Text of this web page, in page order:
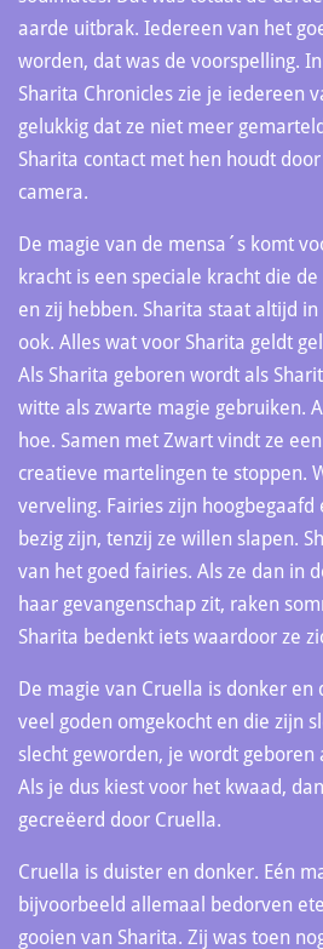
aarde uitbrak. Iedereen van het
worden, dat was de voorspelling.
Sharita Chronicles zie je iedereen
gelukkig dat ze niet meer
Sharita contact met hen houdt
camera.
De magie van de mensa´s komt
kracht is een speciale kracht die
en zij hebben. Sharita staat altijd
ook. Alles wat voor Sharita geldt
Als Sharita geboren wordt als
witte als zwarte magie gebruiken.
hoe. Samen met Zwart vindt ze
creatieve martelingen te stoppen.
verveling. Fairies zijn hoogbegaafd
bezig zijn, tenzij ze willen slapen.
van het goed fairies. Als ze dan in
haar gevangenschap zit, raken
Sharita bedenkt iets waardoor ze
De magie van Cruella is donker en
veel goden omgekocht en die zijn
slecht geworden, je wordt geboren
Als je dus kiest voor het kwaad,
gecreëerd door Cruella.
Cruella is duister en donker. Eén
bijvoorbeeld allemaal bedorven
gooien van Sharita. Zij was toen